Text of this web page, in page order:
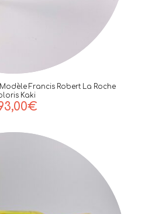
Francis Robert La Roche
Kaki
€